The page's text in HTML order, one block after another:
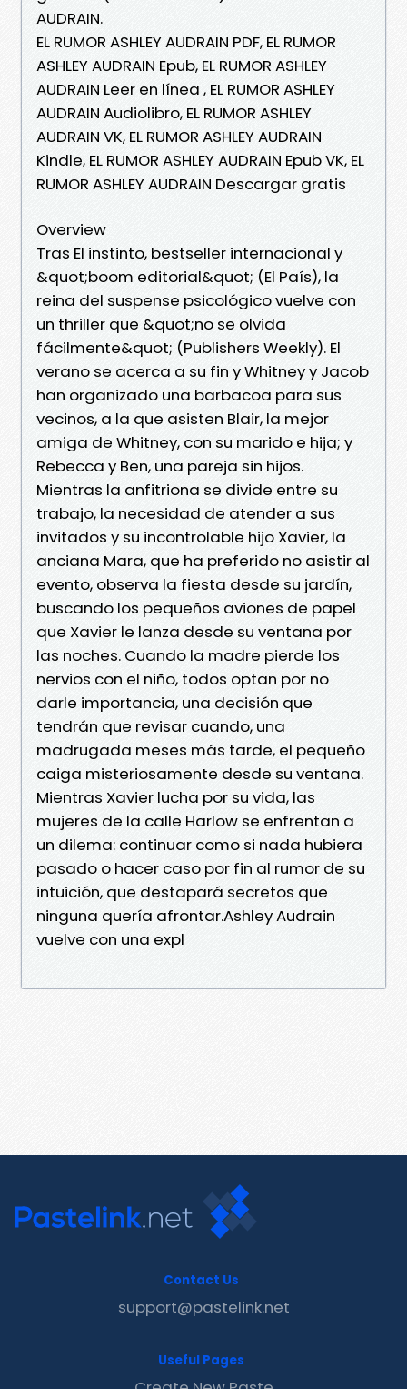
AUDRAIN.
EL RUMOR ASHLEY AUDRAIN PDF, EL RUMOR
ASHLEY AUDRAIN Epub, EL RUMOR ASHLEY
AUDRAIN Leer en línea , EL RUMOR ASHLEY
AUDRAIN Audiolibro, EL RUMOR ASHLEY
AUDRAIN VK, EL RUMOR ASHLEY AUDRAIN
Kindle, EL RUMOR ASHLEY AUDRAIN Epub VK, EL
RUMOR ASHLEY AUDRAIN Descargar gratis
Overview
Tras El instinto, bestseller internacional y
&quot;boom editorial&quot; (El País), la
reina del suspense psicológico vuelve con
un thriller que &quot;no se olvida
fácilmente&quot; (Publishers Weekly). El
verano se acerca a su fin y Whitney y Jacob
han organizado una barbacoa para sus
vecinos, a la que asisten Blair, la mejor
amiga de Whitney, con su marido e hija; y
Rebecca y Ben, una pareja sin hijos.
Mientras la anfitriona se divide entre su
trabajo, la necesidad de atender a sus
invitados y su incontrolable hijo Xavier, la
anciana Mara, que ha preferido no asistir al
evento, observa la fiesta desde su jardín,
buscando los pequeños aviones de papel
que Xavier le lanza desde su ventana por
las noches. Cuando la madre pierde los
nervios con el niño, todos optan por no
darle importancia, una decisión que
tendrán que revisar cuando, una
madrugada meses más tarde, el pequeño
caiga misteriosamente desde su ventana.
Mientras Xavier lucha por su vida, las
mujeres de la calle Harlow se enfrentan a
un dilema: continuar como si nada hubiera
pasado o hacer caso por fin al rumor de su
intuición, que destapará secretos que
ninguna quería afrontar.Ashley Audrain
vuelve con una expl
Contact Us
support@pastelink.net
Useful Pages